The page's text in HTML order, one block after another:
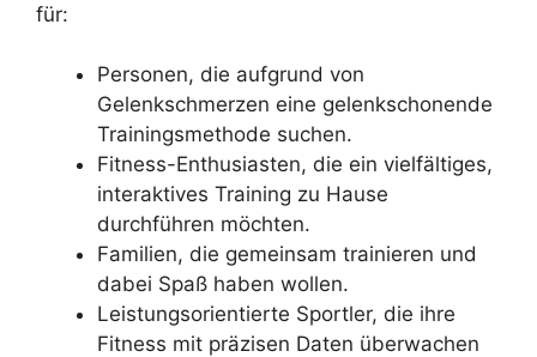
für:
Personen, die aufgrund von
Gelenkschmerzen eine gelenkschonende
Trainingsmethode suchen.
Fitness-Enthusiasten, die ein vielfältiges,
interaktives Training zu Hause
durchführen möchten.
Familien, die gemeinsam trainieren und
dabei Spaß haben wollen.
Leistungsorientierte Sportler, die ihre
Fitness mit präzisen Daten überwachen